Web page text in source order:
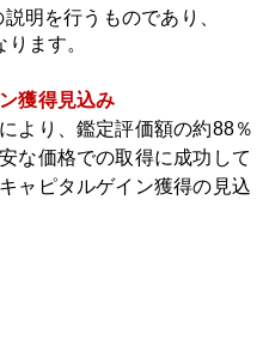
明を行うものであり、
ます。
獲得見込み
より、鑑定評価額の約88％
な価格での取得に成功して
ャピタルゲイン獲得の見込